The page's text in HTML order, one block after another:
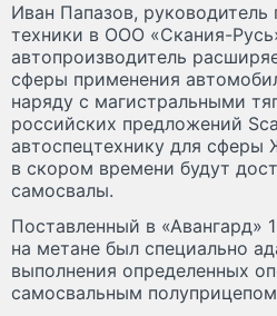
Иван Папазов, руководитель
техники в ООО «Скания-
автопроизводитель
сферы применения
наряду с магистральными
российских предложений
автоспецтехнику для сферы
в скором времени будут
самосвалы.
Поставленный в «Авангард»
на метане был специально
выполнения определенных
самосвальным